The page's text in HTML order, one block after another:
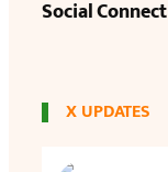
Social Connect
X UPDATES